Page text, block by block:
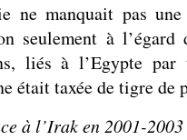
ne manquait pas
seulement à l’égard
liés à l’Egypte par
était taxée de tigre de
à l’Irak en 2001-2003